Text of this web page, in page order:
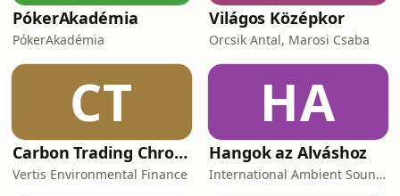
PókerAkadémia
PókerAkadémia
Világos Középkor
Orcsik Antal, Marosi Csaba
CT
Carbon Trading Chronicles
Vertis Environmental Finance
HA
Hangok az Alváshoz
International Ambient Sounds